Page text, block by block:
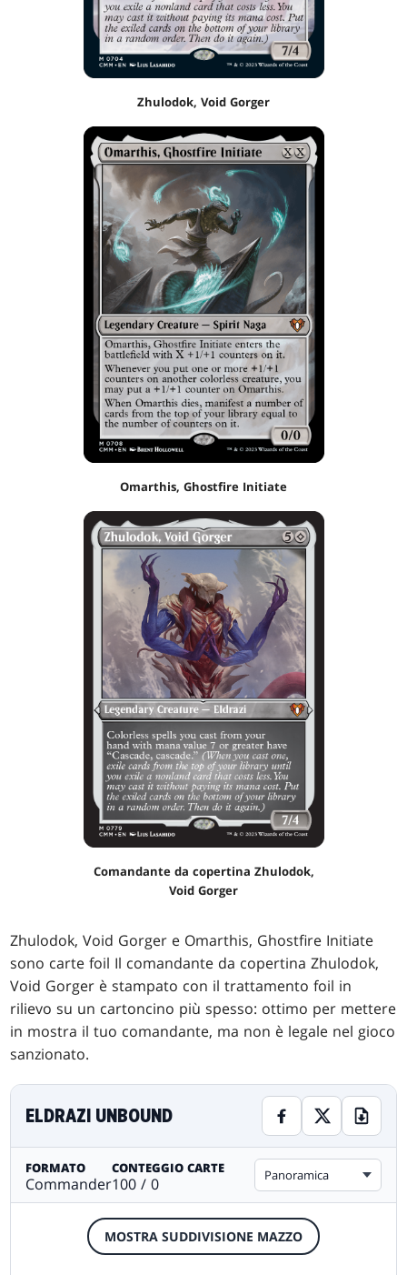
Zhulodok, Void Gorger
Omarthis, Ghostfire Initiate
Comandante da copertina Zhulodok,
Void Gorger
Zhulodok, Void Gorger e Omarthis, Ghostfire Initiate
sono carte foil Il comandante da copertina Zhulodok,
Void Gorger è stampato con il trattamento foil in
rilievo su un cartoncino più spesso: ottimo per mettere
in mostra il tuo comandante, ma non è legale nel gioco
sanzionato.
ELDRAZI UNBOUND
FORMATO
Commander
CONTEGGIO CARTE
100 / 0 Panoramica
MOSTRA SUDDIVISIONE MAZZO